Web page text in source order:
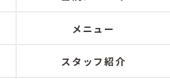
メニュー
スタッフ紹介